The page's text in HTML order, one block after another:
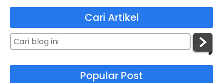
Cari Artikel
Popular Post